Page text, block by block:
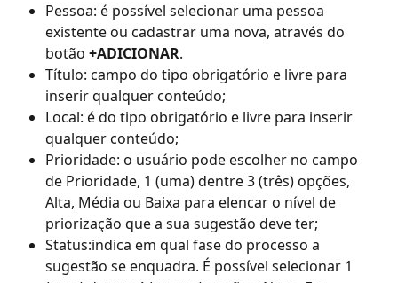
Pessoa: é possível selecionar uma pessoa
existente ou cadastrar uma nova, através do
botão +ADICIONAR.
Título: campo do tipo obrigatório e livre para
inserir qualquer conteúdo;
Local: é do tipo obrigatório e livre para inserir
qualquer conteúdo;
Prioridade: o usuário pode escolher no campo
de Prioridade, 1 (uma) dentre 3 (três) opções,
Alta, Média ou Baixa para elencar o nível de
priorização que a sua sugestão deve ter;
Status:indica em qual fase do processo a
sugestão se enquadra. É possível selecionar 1